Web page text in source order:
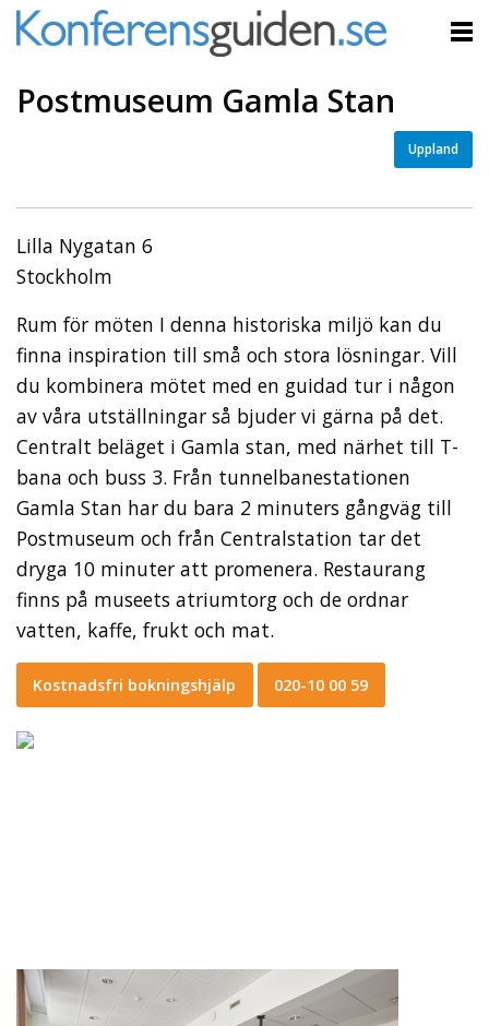
Postmuseum Gamla Stan
Uppland
Lilla Nygatan 6
Stockholm
Rum för möten I denna historiska miljö kan du
finna inspiration till små och stora lösningar. Vill
du kombinera mötet med en guidad tur i någon
av våra utställningar så bjuder vi gärna på det.
Centralt beläget i Gamla stan, med närhet till T-
bana och buss 3. Från tunnelbanestationen
Gamla Stan har du bara 2 minuters gångväg till
Postmuseum och från Centralstation tar det
dryga 10 minuter att promenera. Restaurang
finns på museets atriumtorg och de ordnar
vatten, kaffe, frukt och mat.
Kostnadsfri bokningshjälp 020-10 00 59